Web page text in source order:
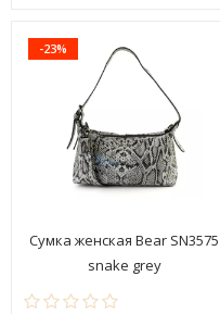
-23%
Сумка женская Bear SN3575
snake grey